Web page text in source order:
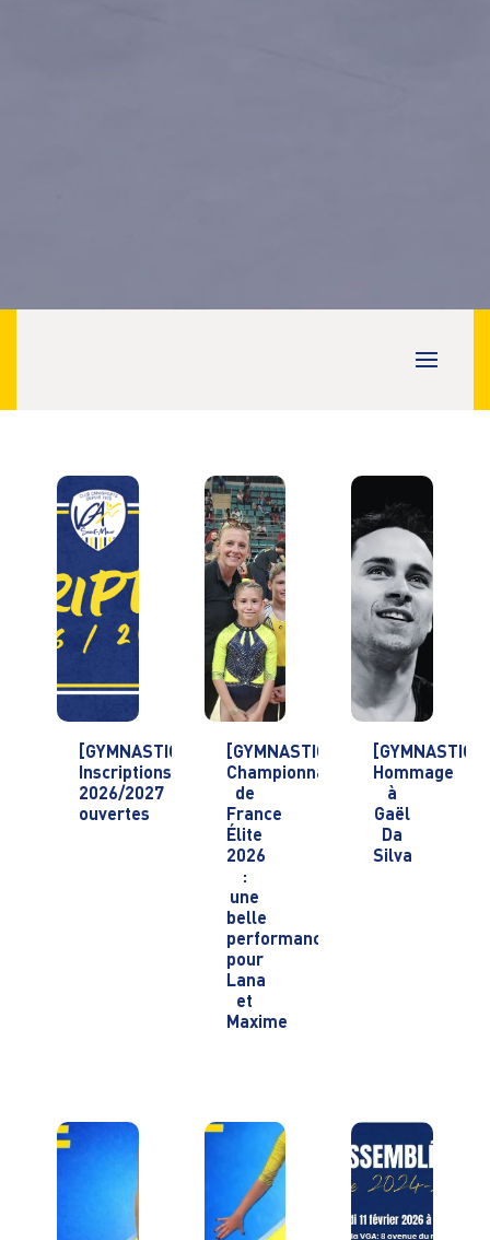
[GYMNASTIQUE]
Inscriptions
2026/2027
ouvertes
[GYMNASTIQUE]
Championnats
de
France
Élite
2026
:
une
belle
performance
pour
Lana
et
Maxime
Hommage
à
Gaël
Da
Silva